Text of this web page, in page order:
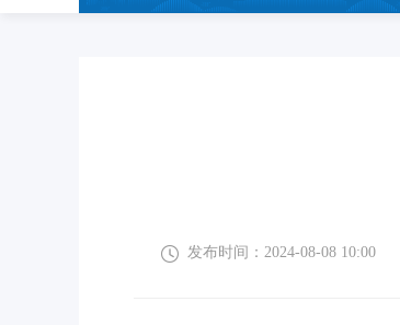
发布时间：2024-08-08 10:00